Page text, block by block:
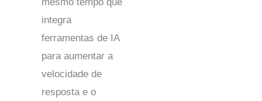
mesmo tempo que
integra
ferramentas de IA
para aumentar a
velocidade de
resposta e o